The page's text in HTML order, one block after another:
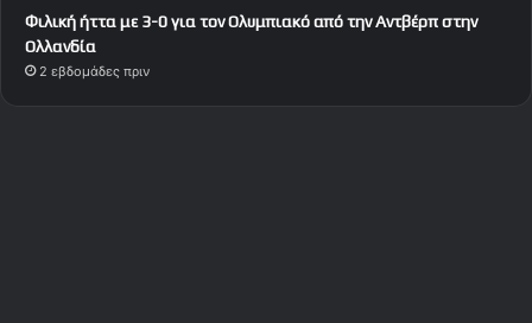
Φιλική ήττα με 3-0 για τον Ολυμπιακό από την Αντβέρπ στην
Ολλανδία
2 εβδομάδες πριν